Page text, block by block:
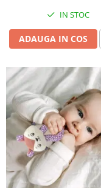
IN STOC
ADAUGA IN COS